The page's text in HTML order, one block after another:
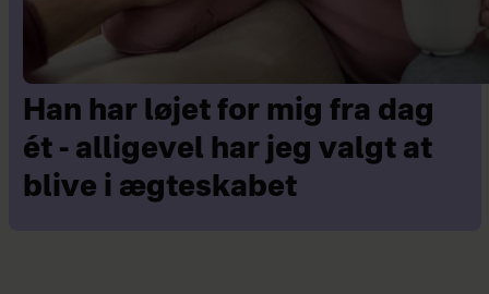
Han har løjet for mig fra dag
ét - alligevel har jeg valgt at
blive i ægteskabet